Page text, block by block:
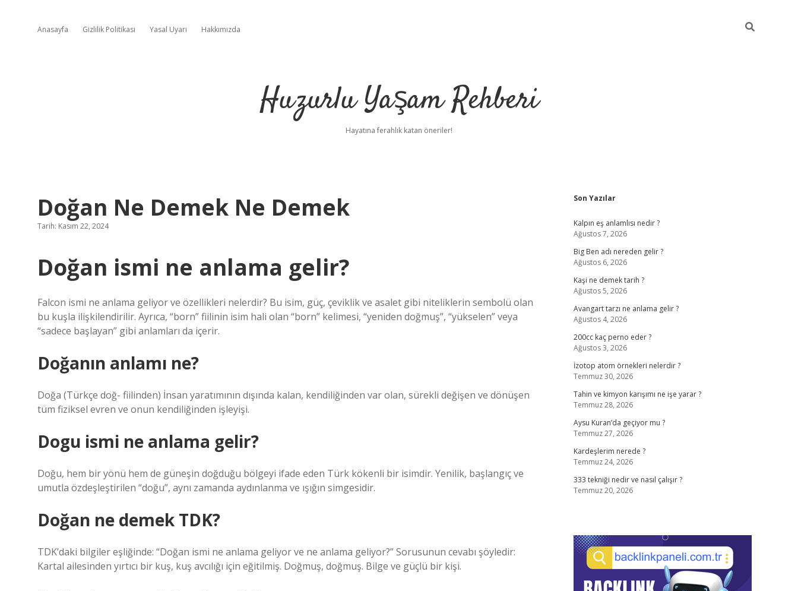
Anasayfa Gizlilik Politikası Yasal Uyarı Hakkımızda
Huzurlu Yaşam Rehberi
Hayatına ferahlık katan öneriler!
Doğan Ne Demek Ne Demek
Tarih: Kasım 22, 2024
Doğan ismi ne anlama gelir?
Falcon ismi ne anlama geliyor ve özellikleri nelerdir? Bu isim, güç, çeviklik ve asalet gibi niteliklerin sembolü olan
bu kuşla ilişkilendirilir. Ayrıca, “born” fiilinin isim hali olan “born” kelimesi, “yeniden doğmuş”, “yükselen” veya
“sadece başlayan” gibi anlamları da içerir.
Doğanın anlamı ne?
Doğa (Türkçe doğ- fiilinden) İnsan yaratımının dışında kalan, kendiliğinden var olan, sürekli değişen ve dönüşen
tüm fiziksel evren ve onun kendiliğinden işleyişi.
Dogu ismi ne anlama gelir?
Doğu, hem bir yönü hem de güneşin doğduğu bölgeyi ifade eden Türk kökenli bir isimdir. Yenilik, başlangıç ​​ve
umutla özdeşleştirilen “doğu”, aynı zamanda aydınlanma ve ışığın simgesidir.
Doğan ne demek TDK?
TDK’daki bilgiler eşliğinde: “Doğan ismi ne anlama geliyor ve ne anlama geliyor?” Sorusunun cevabı şöyledir:
Kartal ailesinden yırtıcı bir kuş, kuş avcılığı için eğitilmiş. Doğmuş, doğmuş. Bilge ve güçlü bir kişi.
Sidebar
Son Yazılar
Kalpın eş anlamlısı nedir ?
Ağustos 7, 2026
Big Ben adı nereden gelir ?
Ağustos 6, 2026
Kaşi ne demek tarih ?
Ağustos 5, 2026
Avangart tarzı ne anlama gelir ?
Ağustos 4, 2026
200cc kaç perno eder ?
Ağustos 3, 2026
İzotop atom örnekleri nelerdir ?
Temmuz 30, 2026
Tahin ve kimyon karışımı ne işe yarar ?
Temmuz 28, 2026
Aysu Kuran’da geçiyor mu ?
Temmuz 27, 2026
Kardeşlerim nerede ?
Temmuz 24, 2026
333 tekniği nedir ve nasıl çalışır ?
Temmuz 20, 2026